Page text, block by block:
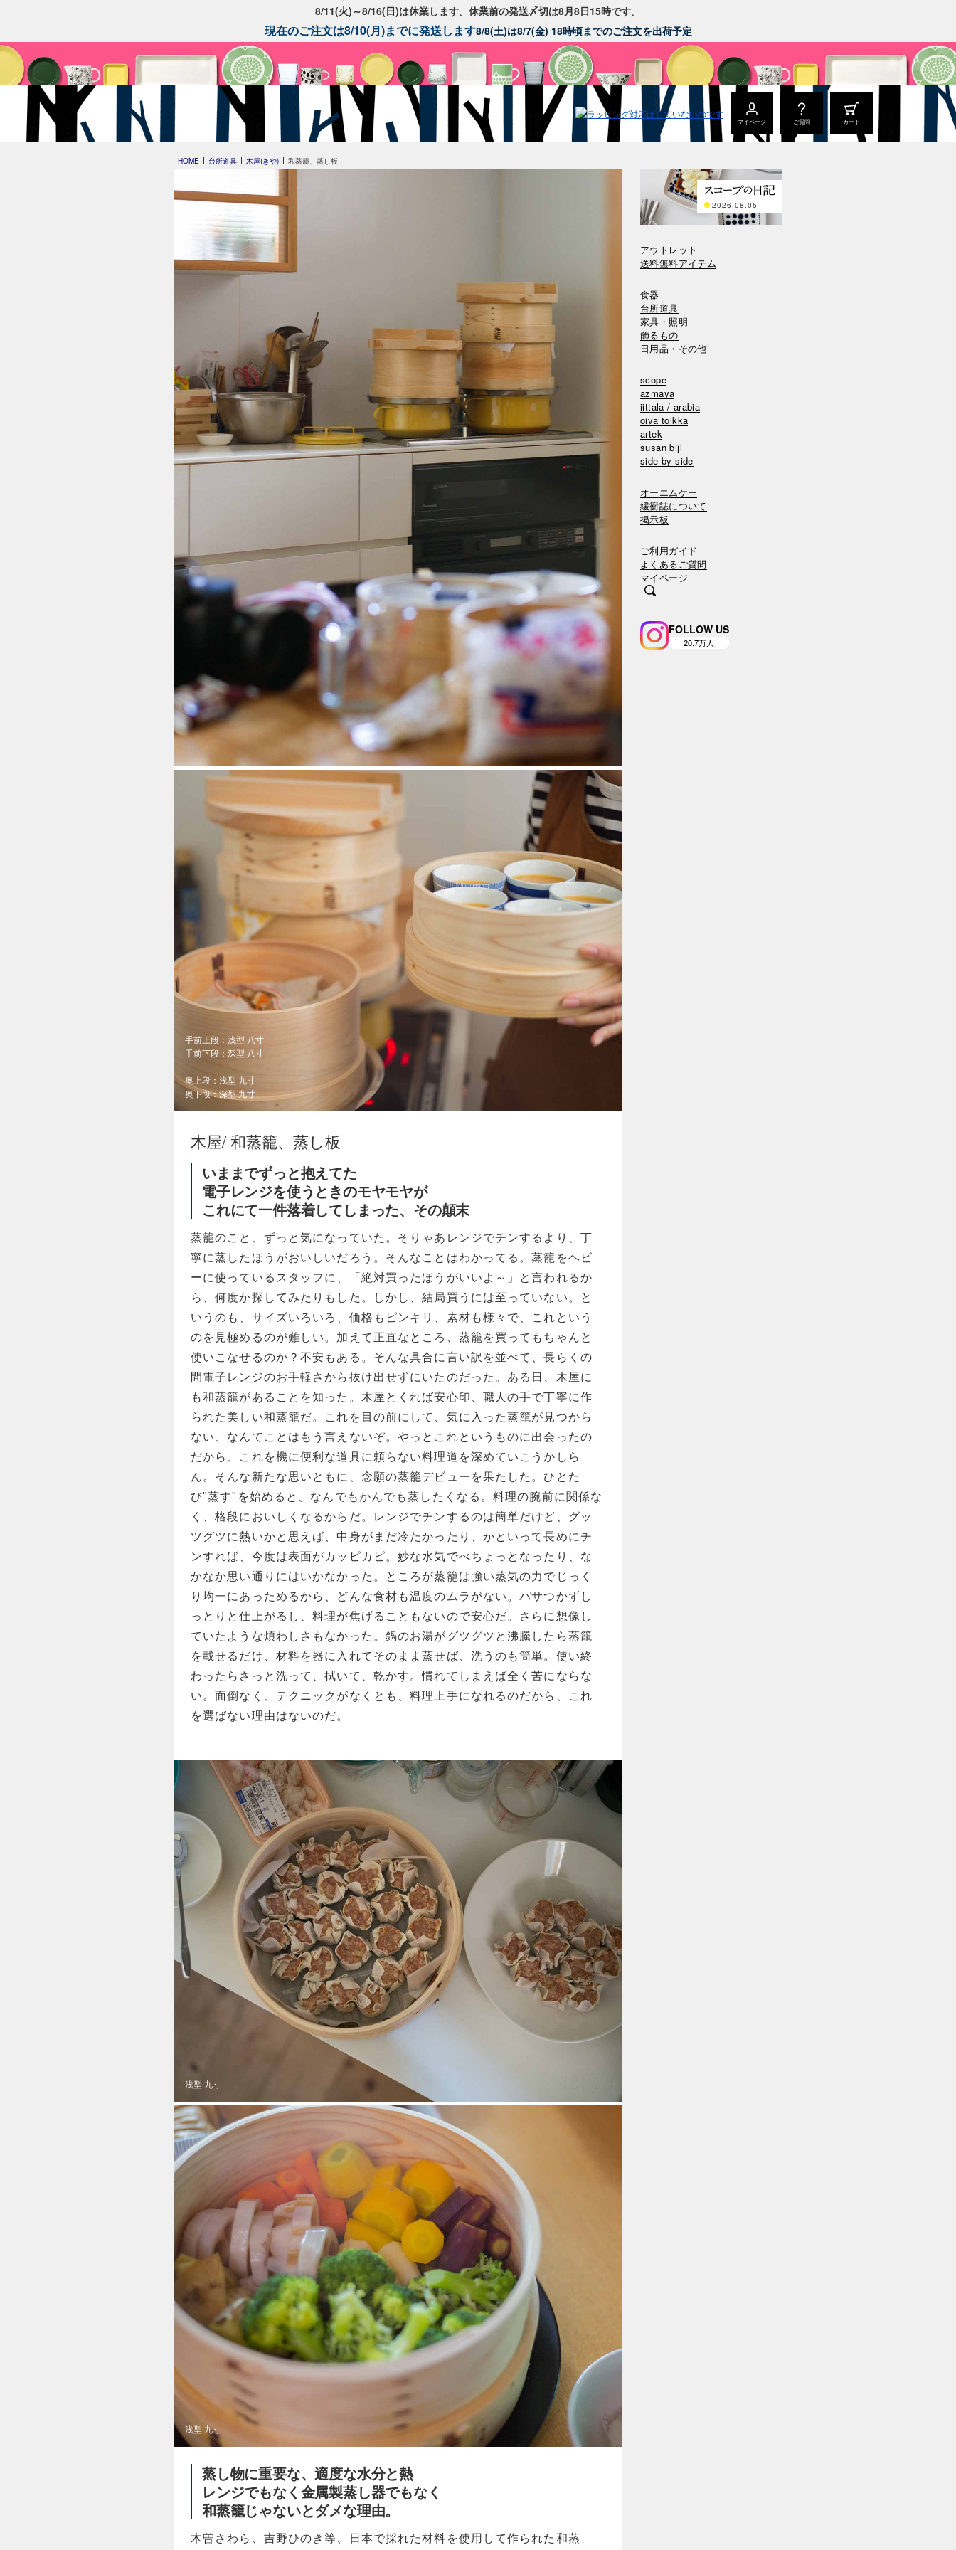
8/11(火)～8/16(日)は休業します。休業前の発送〆切は8月8日15時です。
現在のご注文は8/10(月)までに発送します8/8(土)は8/7(金) 18時頃までのご注文を出荷予定
マイページ ご質問 カート
HOME 台所道具 木屋(きや) 和蒸籠、蒸し板
手前上段：浅型 八寸
手前下段：深型 八寸
奥上段：浅型 九寸
奥下段：深型 九寸
木屋/ 和蒸籠、蒸し板
いままでずっと抱えてた
電子レンジを使うときのモヤモヤが
これにて一件落着してしまった、その顛末
蒸籠のこと、ずっと気になっていた。そりゃあレンジでチンするより、丁
寧に蒸したほうがおいしいだろう。そんなことはわかってる。蒸籠をヘビ
ーに使っているスタッフに、「絶対買ったほうがいいよ～」と言われるか
ら、何度か探してみたりもした。しかし、結局買うには至っていない。と
いうのも、サイズいろいろ、価格もピンキリ、素材も様々で、これという
のを見極めるのが難しい。加えて正直なところ、蒸籠を買ってもちゃんと
使いこなせるのか？不安もある。そんな具合に言い訳を並べて、長らくの
間電子レンジのお手軽さから抜け出せずにいたのだった。ある日、木屋に
も和蒸籠があることを知った。木屋とくれば安心印、職人の手で丁寧に作
られた美しい和蒸籠だ。これを目の前にして、気に入った蒸籠が見つから
ない、なんてことはもう言えないぞ。やっとこれというものに出会ったの
だから、これを機に便利な道具に頼らない料理道を深めていこうかしら
ん。そんな新たな思いともに、念願の蒸籠デビューを果たした。ひとた
び"蒸す"を始めると、なんでもかんでも蒸したくなる。料理の腕前に関係な
く、格段においしくなるからだ。レンジでチンするのは簡単だけど、グッ
ツグツに熱いかと思えば、中身がまだ冷たかったり、かといって長めにチ
ンすれば、今度は表面がカッピカピ。妙な水気でべちょっとなったり、な
かなか思い通りにはいかなかった。ところが蒸籠は強い蒸気の力でじっく
り均一にあっためるから、どんな食材も温度のムラがない。パサつかずし
っとりと仕上がるし、料理が焦げることもないので安心だ。さらに想像し
ていたような煩わしさもなかった。鍋のお湯がグツグツと沸騰したら蒸籠
を載せるだけ、材料を器に入れてそのまま蒸せば、洗うのも簡単。使い終
わったらさっと洗って、拭いて、乾かす。慣れてしまえば全く苦にならな
い。面倒なく、テクニックがなくとも、料理上手になれるのだから、これ
を選ばない理由はないのだ。
左：浅型 九寸
浅型 九寸
浅型 九寸
蒸し物に重要な、適度な水分と熱
レンジでもなく金属製蒸し器でもなく
和蒸籠じゃないとダメな理由。
木曽さわら、吉野ひのき等、日本で採れた材料を使用して作られた和蒸
2026.08.05
アウトレット
送料無料アイテム
食器
台所道具
家具・照明
飾るもの
日用品・その他
scope
azmaya
iittala / arabia
oiva toikka
artek
susan bijl
side by side
オーエムケー
緩衝誌について
掲示板
ご利用ガイド
よくあるご質問
マイページ
FOLLOW US